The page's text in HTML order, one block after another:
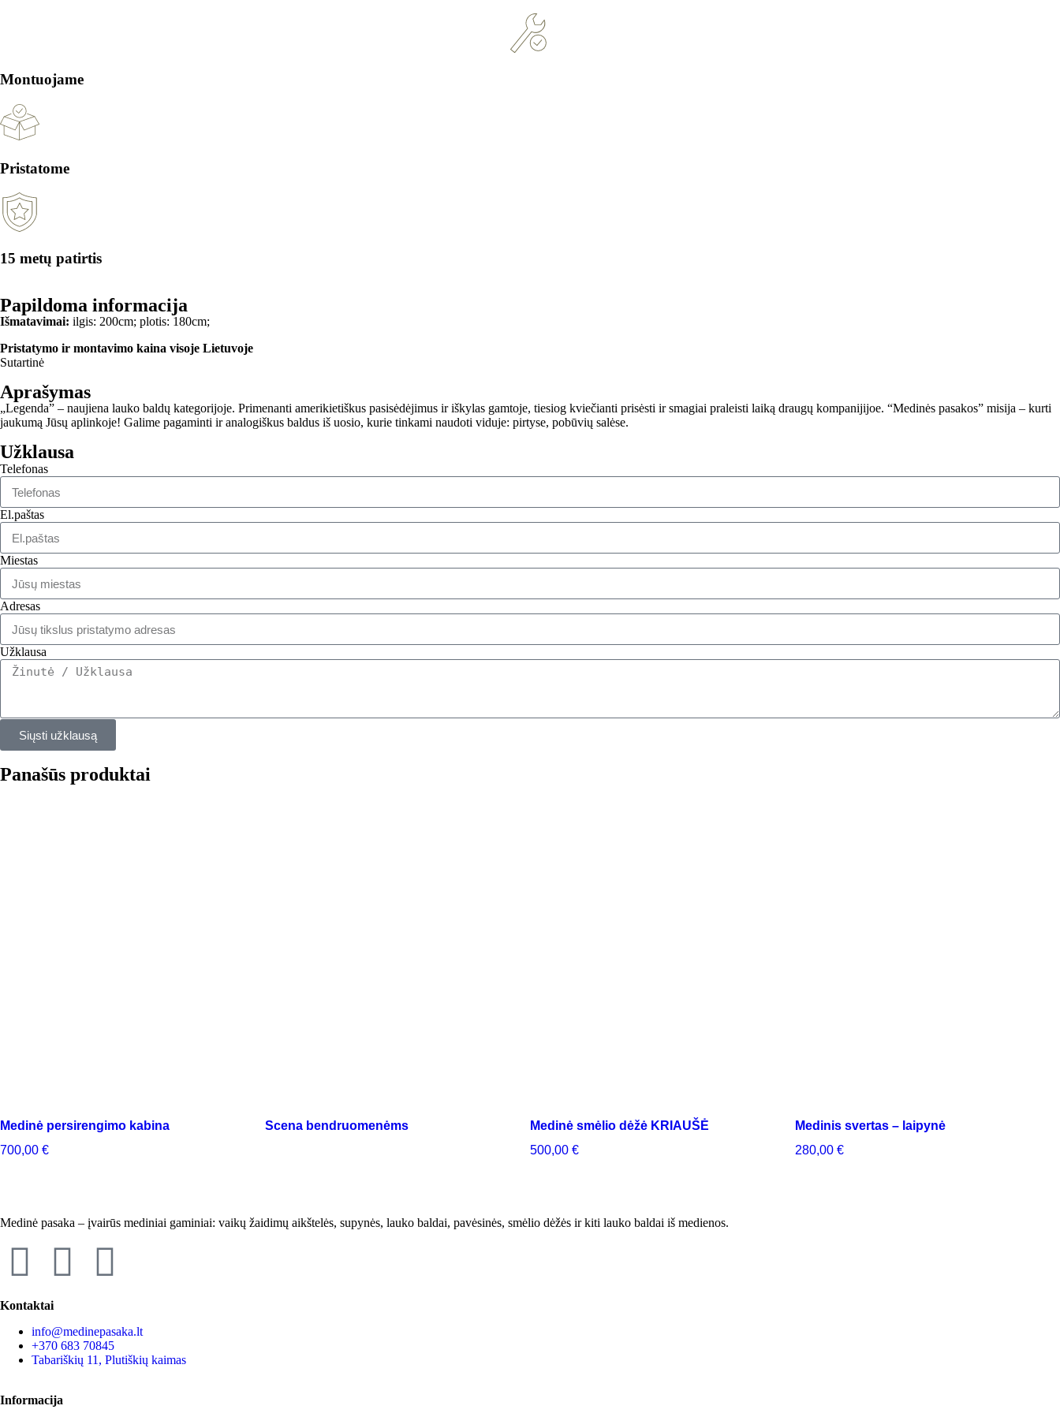
Montuojame
Pristatome
15 metų patirtis
Papildoma informacija
Išmatavimai: ilgis: 200cm; plotis: 180cm;
Pristatymo ir montavimo kaina visoje Lietuvoje
Sutartinė
Aprašymas
„Legenda” – naujiena lauko baldų kategorijoje. Primenanti amerikietiškus pasisėdėjimus ir iškylas gamtoje, tiesiog kviečianti prisėsti ir smagiai praleisti laiką draugų kompanijijoe. “Medinės pasakos” misija – kurti
jaukumą Jūsų aplinkoje! Galime pagaminti ir analogiškus baldus iš uosio, kurie tinkami naudoti viduje: pirtyse, pobūvių salėse.
Užklausa
Telefonas
El.paštas
Miestas
Adresas
Užklausa
Siųsti užklausą
Panašūs produktai
Medinė persirengimo kabina
700,00 €
Scena bendruomenėms
Medinė smėlio dėžė KRIAUŠĖ
500,00 €
Medinis svertas – laipynė
280,00 €
Medinė pasaka – įvairūs mediniai gaminiai: vaikų žaidimų aikštelės, supynės, lauko baldai, pavėsinės, smėlio dėžės ir kiti lauko baldai iš medienos.
Kontaktai
info@medinepasaka.lt
+370 683 70845
Tabariškių 11, Plutiškių kaimas
Informacija